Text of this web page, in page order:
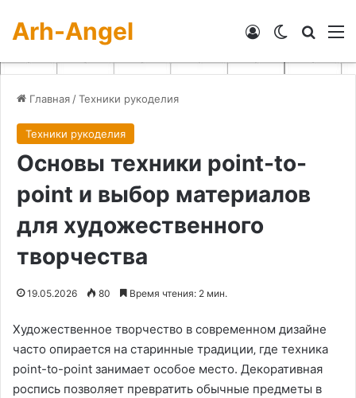
Arh-Angel Switch skin
Войти
Главная /Техники рукоделия
Техники рукоделия
Основы техники point-to-
point и выбор материалов
для художественного
творчества
19.05.2026 80 Время чтения: 2 мин.
Художественное творчество в современном дизайне
часто опирается на старинные традиции‚ где техника
point-to-point занимает особое место. Декоративная
роспись позволяет превратить обычные предметы в